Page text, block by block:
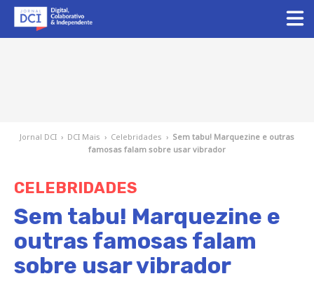
Jornal DCI › DCI Mais › Celebridades › Sem tabu! Marquezine e outras
famosas falam sobre usar vibrador
CELEBRIDADES
Sem tabu! Marquezine e
outras famosas falam
sobre usar vibrador